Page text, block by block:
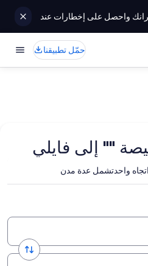
واحصل على إخطارات عند
حمّل تطبيقنا
"" إلى فايلي
مدن